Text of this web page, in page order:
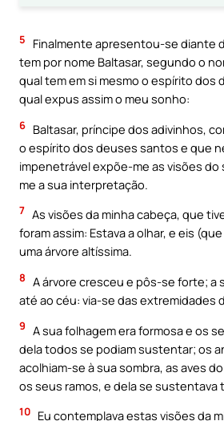
5
Finalmente apresentou-se diante
tem por nome Baltasar, segundo o
qual tem em si mesmo o espírito dos
qual expus assim o meu sonho:
6 Baltasar, príncipe dos adivinhos,
o espírito dos deuses santos e que
impenetrável expõe-me as visões
me a sua interpretação.
7 As visões da minha cabeça, que
foram assim: Estava a olhar, e eis
uma árvore altíssima.
8 A árvore cresceu e pôs-se forte; a
até ao céu: via-se das extremidades
9 A sua folhagem era formosa e os
dela todos se podiam sustentar; os
acolhiam-se à sua sombra, as aves
os seus ramos, e dela se sustentava
10 Eu contemplava estas visões da